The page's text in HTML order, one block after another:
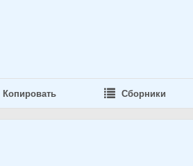
Копировать Сборники